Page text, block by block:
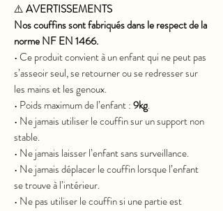
⚠️AVERTISSEMENTS
Nos couffins sont fabriqués dans le respect de la
norme NF EN 1466.
• Ce produit convient à un enfant qui ne peut pas
s’asseoir seul, se retourner ou se redresser sur
les mains et les genoux.
• Poids maximum de l’enfant :9kg.
• Ne jamais utiliser le couffin sur un support non
stable.
• Ne jamais laisser l’enfant sans surveillance.
• Ne jamais déplacer le couffin lorsque l’enfant
se trouve à l’intérieur.
• Ne pas utiliser le couffin si une partie est